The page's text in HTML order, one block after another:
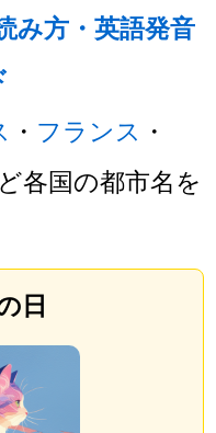
み方・英語発音
・ フランス ・
各国の都市名を
日